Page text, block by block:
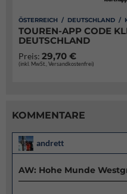
ÖSTERREICH / DEUTSCHLAND /
TOUREN-APP CODE
DEUTSCHLAND
Preis: 29,70 €
(inkl. MwSt., Versandkostenfrei)
KOMMENTARE
andrett
AW: Hohe Munde